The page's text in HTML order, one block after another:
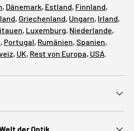
, Dänemark, Estland, Finnland,
, Griechenland, Ungarn, Irland,
, Luxemburg, Niederlande,
, Portugal, Rumänien, Spanien,
, UK, Rest von Europa, USA
der Optik